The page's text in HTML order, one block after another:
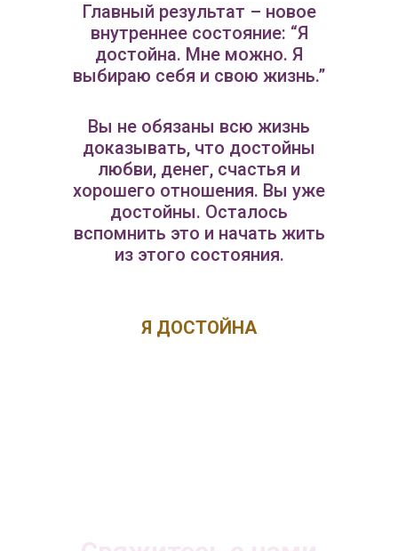
Главный результат – новое
внутреннее состояние: “Я
достойна. Мне можно. Я
выбираю себя и свою жизнь.”
Вы не обязаны всю жизнь
доказывать, что достойны
любви, денег, счастья и
хорошего отношения. Вы уже
достойны. Осталось
вспомнить это и начать жить
из этого состояния.
Я ДОСТОЙНА